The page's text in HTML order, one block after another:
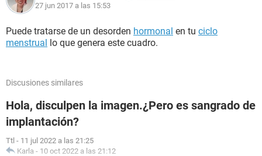
27 jun 2017 a las 15:53
Puede tratarse de un desorden hormonal en tu ciclo
menstrual lo que genera este cuadro.
Discusiones similares
Hola, disculpen la imagen.¿Pero es sangrado de
implantación?
Ttl - 11 jul 2022 a las 21:25
Karla - 10 oct 2022 a las 21:12